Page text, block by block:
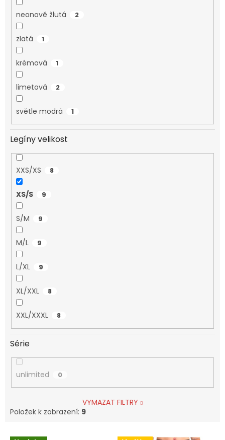
neonově žlutá 2
zlatá 1
krémová 1
limetová 2
světle modrá 1
Legíny velikost
XXS/XS 8
XS/S 9
S/M 9
M/L 9
L/XL 9
XL/XXL 8
XXL/XXXL 8
Série
unlimited 0
VYMAZAT FILTRY
Položek k zobrazení: 9
V